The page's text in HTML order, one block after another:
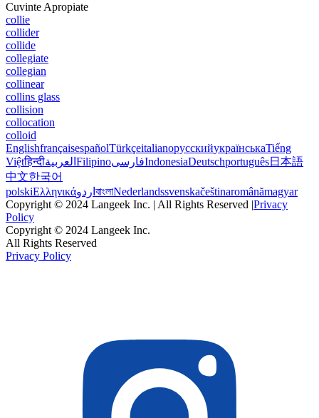
Cuvinte Apropiate
collie
collider
collide
collegiate
collegian
collinear
collins glass
collision
collocation
colloid
EnglishfrançaisespañolTürkçeitalianoрусскийукраїнськаTiếng
Việtहिन्दीالعربية FilipinoفارسیIndonesiaDeutschportuguês日本語
中文한국어
polskiΕλληνικάاردو বাংলাNederlandssvenskačeštinaromânămagyar
Copyright © 2024 Langeek Inc. | All Rights Reserved |Privacy
Policy
Copyright © 2024 Langeek Inc.
All Rights Reserved
Privacy Policy